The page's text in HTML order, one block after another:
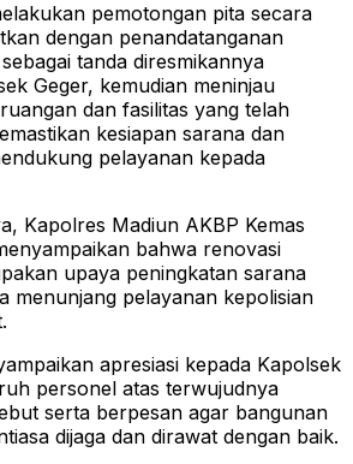
pemotongan pita secara
dengan penandatanganan
tanda diresmikannya
Geger, kemudian meninjau
dan fasilitas yang telah
kesiapan sarana dan
pelayanan kepada
Kapolres Madiun AKBP Kemas
bahwa renovasi
upaya peningkatan sarana
menunjang pelayanan kepolisian
apresiasi kepada Kapolsek
personel atas terwujudnya
serta berpesan agar bangunan
dijaga dan dirawat dengan baik.